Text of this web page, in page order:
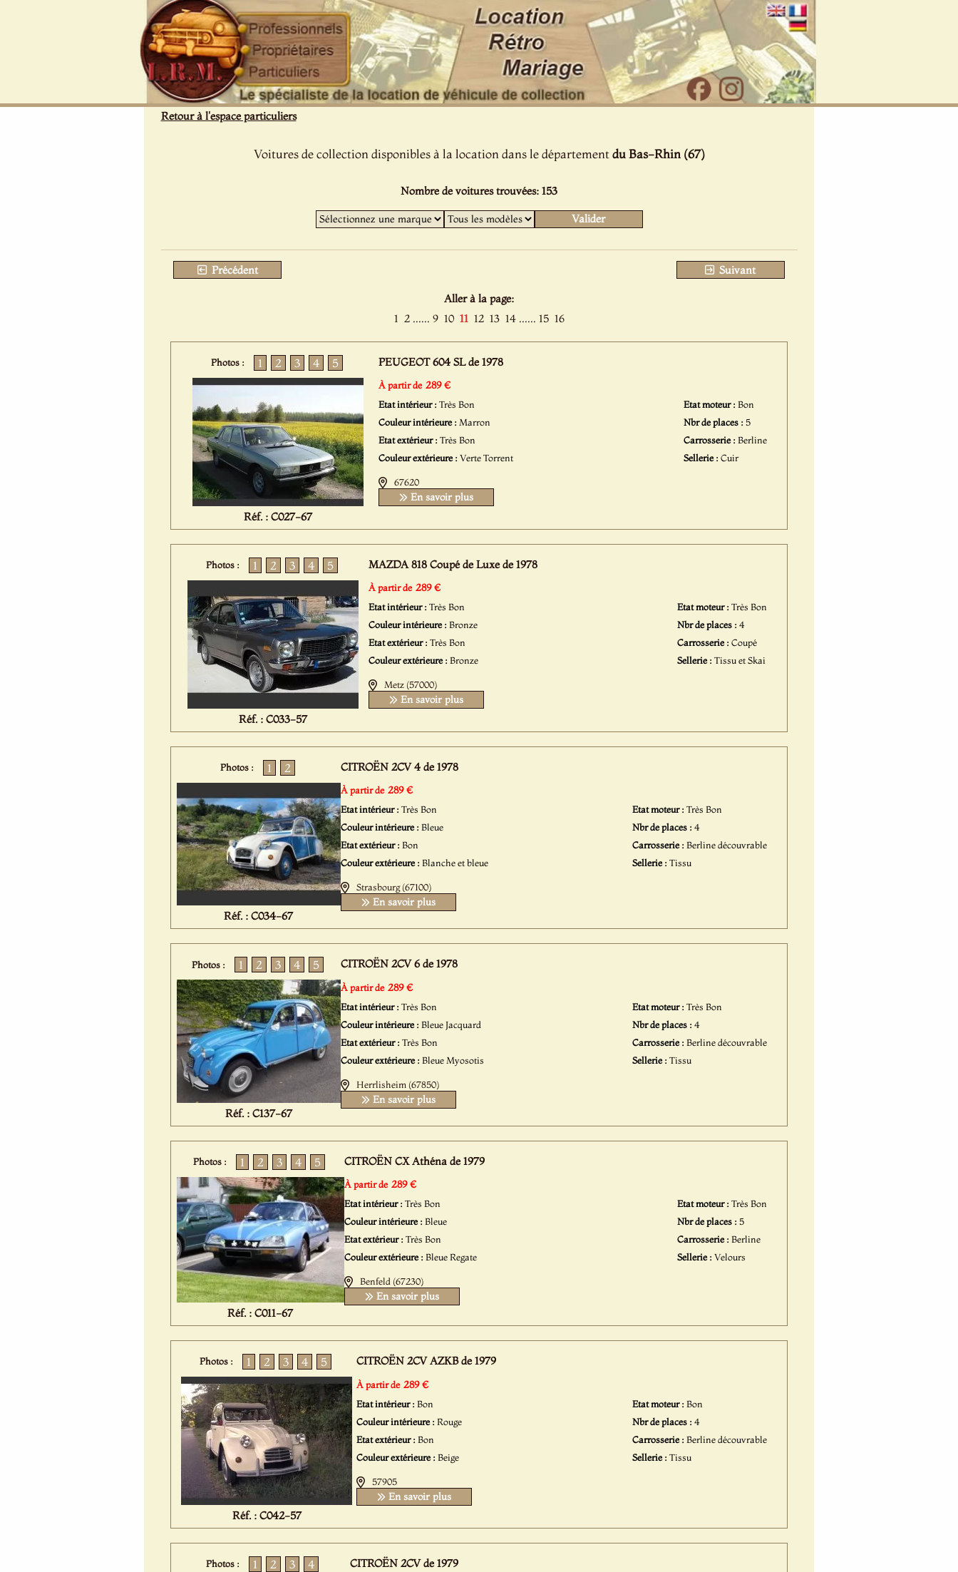
Retour à l'espace particuliers
Voitures de collection disponibles à la location dans le départementdu Bas-Rhin (67)
Nombre de voitures trouvées: 153
Précédent Suivant
Aller à la page:
1 2 ...... 9 10 11 12 13 14 ...... 15 16
Photos : 1 2 3 4 5
Réf. : C027-67
PEUGEOT 604 SL de 1978
À partir de 289 €
Etat intérieur :Très Bon
Couleur intérieure :Marron
Etat extérieur :Très Bon
Couleur extérieure :Verte Torrent
Etat moteur :Bon
Nbr de places :5
Carrosserie :Berline
Sellerie :Cuir
67620
En savoir plus
Photos : 1 2 3 4 5
Réf. : C033-57
MAZDA 818 Coupé de Luxe de 1978
À partir de 289 €
Etat intérieur :Très Bon
Couleur intérieure :Bronze
Etat extérieur :Très Bon
Couleur extérieure :Bronze
Etat moteur :Très Bon
Nbr de places :4
Carrosserie :Coupé
Sellerie :Tissu et Skai
Metz (57000)
En savoir plus
Photos : 1 2
Réf. : C034-67
CITROËN 2CV 4 de 1978
À partir de 289 €
Etat intérieur : Très Bon
Couleur intérieure : Bleue
Etat extérieur : Bon
Couleur extérieure : Blanche et bleue
Etat moteur :Très Bon
Nbr de places :4
Carrosserie :Berline découvrable
Sellerie :Tissu
Strasbourg (67100)
En savoir plus
Photos : 1 2 3 4 5
Réf. : C137-67
CITROËN 2CV 6 de 1978
À partir de 289 €
Etat intérieur : Très Bon
Couleur intérieure : Bleue Jacquard
Etat extérieur : Très Bon
Couleur extérieure : Bleue Myosotis
Etat moteur :Très Bon
Nbr de places :4
Carrosserie :Berline découvrable
Sellerie :Tissu
Herrlisheim (67850)
En savoir plus
Photos : 1 2 3 4 5
Réf. : C011-67
CITROËN CX Athéna de 1979
À partir de 289 €
Etat intérieur : Très Bon
Couleur intérieure : Bleue
Etat extérieur : Très Bon
Couleur extérieure : Bleue Regate
Etat moteur :Très Bon
Nbr de places :5
Carrosserie :Berline
Sellerie :Velours
Benfeld (67230)
En savoir plus
Photos : 1 2 3 4 5
Réf. : C042-57
CITROËN 2CV AZKB de 1979
À partir de 289 €
Etat intérieur :Bon
Couleur intérieure :Rouge
Etat extérieur :Bon
Couleur extérieure :Beige
Etat moteur :Bon
Nbr de places :4
Carrosserie :Berline découvrable
Sellerie :Tissu
57905
En savoir plus
Photos : 1 2 3 4 CITROËN 2CV de 1979
Panneau de gestion des cookies